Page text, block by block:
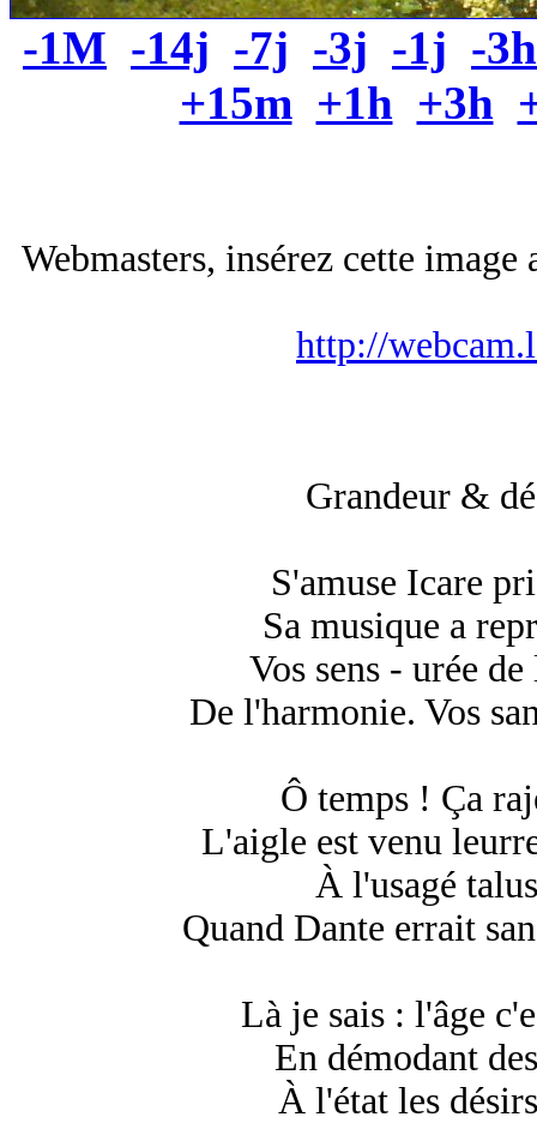
-1M -14j -7j -3j -1j -3h
+15m +1h +3h
Webmasters, insérez cette
http://
Grandeur &
S'amuse Icare
Sa musique a
Vos sens - urée
De l'harmonie. Vos
Ô temps ! Ça
L'aigle est venu
À l'usagé
Quand Dante errait
Là je sais : l'âge
En démodant
À l'état les